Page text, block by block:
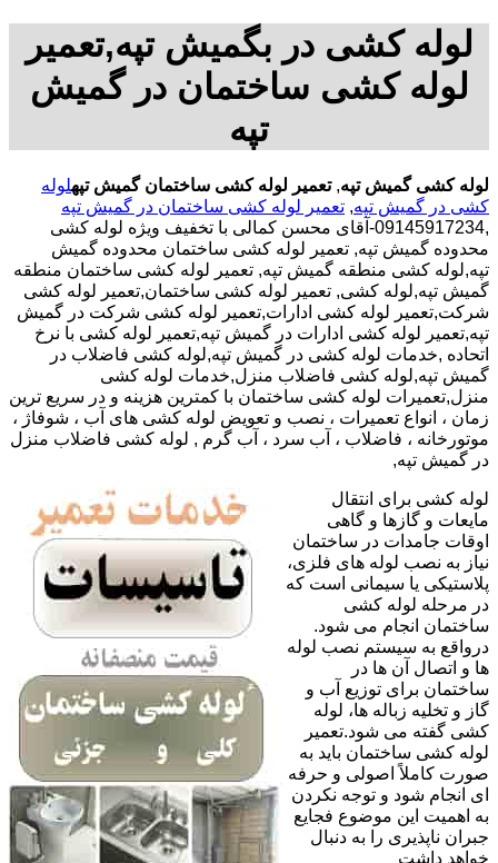
لوله کشی در بگمیش تپه,تعمیر
لوله کشی ساختمان در گمیش
تپه
لوله کشی گمیش تپه,تعمیر لوله کشی ساختمان گمیش تپهلوله
کشی در گمیش تپه, تعمیر لوله کشی ساختمان در گمیش تپه
,09145917234-آقای محسن کمالی با تخفیف ویژه لوله کشی
محدوده گمیش تپه, تعمیر لوله کشی ساختمان محدوده گمیش
تپه,لوله کشی منطقه گمیش تپه, تعمیر لوله کشی ساختمان منطقه
گمیش تپه,لوله کشی, تعمیر لوله کشی ساختمان,تعمیر لوله کشی
شرکت,تعمیر لوله کشی ادارات,تعمیر لوله کشی شرکت در گمیش
تپه,تعمیر لوله کشی ادارات در گمیش تپه,تعمیر لوله کشی با نرخ
اتحاده ,خدمات لوله کشی در گمیش تپه,لوله کشی فاضلاب در
گمیش تپه,لوله کشی فاضلاب منزل,خدمات لوله کشی
منزل,تعمیرات لوله کشی ساختمان با کمترین هزینه و در سریع ترین
زمان ، انواع تعمیرات ، نصب و تعویض لوله کشی های آب ، شوفاژ ،
موتورخانه ، فاضلاب ، آب سرد ، آب گرم , لوله کشی فاضلاب منزل
در گمیش تپه,
لوله کشی برای انتقال
مایعات و گازها و گاهی
اوقات جامدات در ساختمان
نیاز به نصب لوله های فلزی،
پلاستیکی یا سیمانی است که
در مرحله لوله کشی
ساختمان انجام می شود.
درواقع به سیستم نصب لوله
ها و اتصال آن ها در
ساختمان برای توزیع آب و
گاز و تخلیه زباله ها، لوله
کشی گفته می شود.تعمیر
لوله کشی ساختمان باید به
صورت کاملاً اصولی و حرفه
ای انجام شود و توجه نکردن
به اهمیت این موضوع فجایع
جبران ناپذیری را به دنبال
خواهد داشت